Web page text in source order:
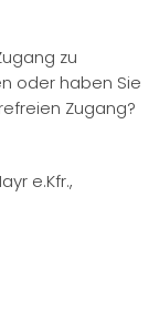
zu
oder haben Sie
Zugang?
e.Kfr.,